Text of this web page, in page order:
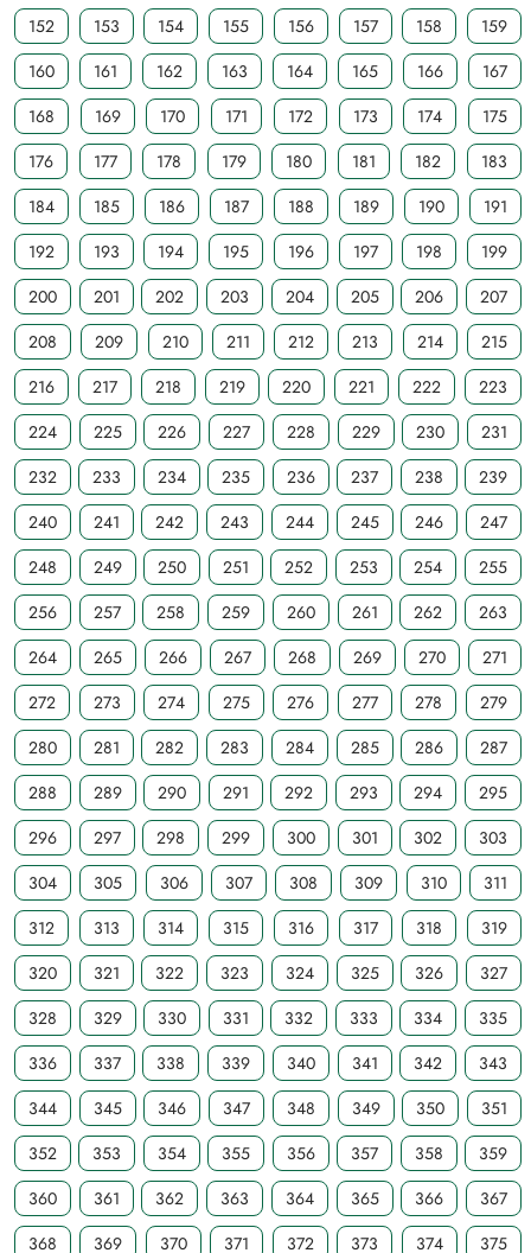
152
153 154 155 156 157 158
159
160
161 162 163 164 165 166
167
168
169 170 171 172 173 174
175
176
177 178 179 180 181 182
183
184
185 186 187 188 189 190
191
192
193 194 195 196 197 198
199
200
201 202 203 204 205 206
207
208
209 210 211 212 213 214
215
216
217 218 219 220 221 222
223
224
225 226 227 228 229 230
231
232
233 234 235 236 237 238
239
240
241 242 243 244 245 246
247
248
249 250 251 252 253 254
255
256
257 258 259 260 261 262
263
264
265 266 267 268 269 270
271
272
273 274 275 276 277 278
279
280
281 282 283 284 285 286
287
288
289 290 291 292 293 294
295
296
297 298 299 300 301 302
303
304
305 306 307 308 309 310
311
312
313 314 315 316 317 318
319
320
321 322 323 324 325 326
327
328
329 330 331 332 333 334
335
336
337 338 339 340 341 342
343
344
345 346 347 348 349 350
351
352
353 354 355 356 357 358
359
360
361 362 363 364 365 366
367
368
369 370 371 372 373 374 375